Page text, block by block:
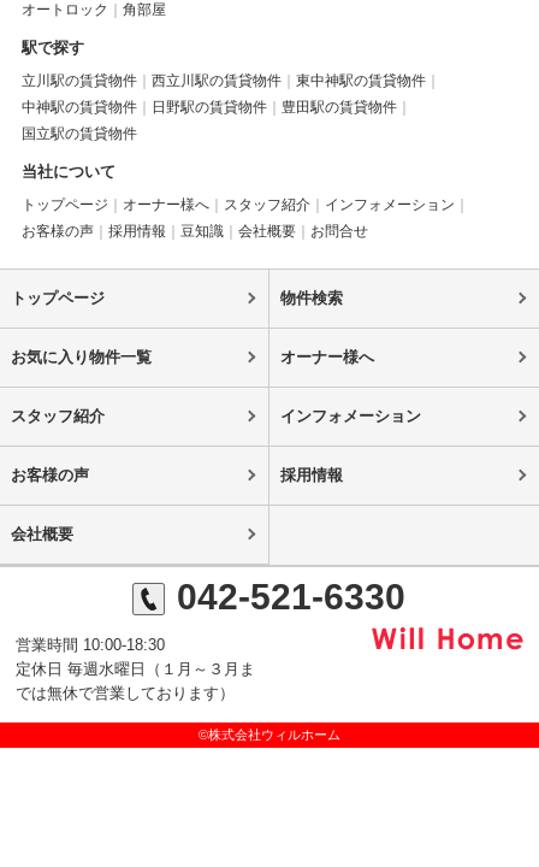
オートロック
角部屋
駅で探す
立川駅の賃貸物件 西立川駅の賃貸物件
東中神駅の賃貸物件
中神駅の賃貸物件
日野駅の賃貸物件
豊田駅の賃貸物件
国立駅の賃貸物件
当社について
トップページ オーナー様へ スタッフ紹介
インフォメーション
お客様の声
採用情報 豆知識 会社概要 お問合せ
トップページ 物件検索
お気に入り物件一覧 オーナー様へ
スタッフ紹介 インフォメーション
お客様の声 採用情報
会社概要
042-521-6330
営業時間 10:00-18:30
定休日 毎週水曜日（１月～３月ま
では無休で営業しております）
©株式会社ウィルホーム